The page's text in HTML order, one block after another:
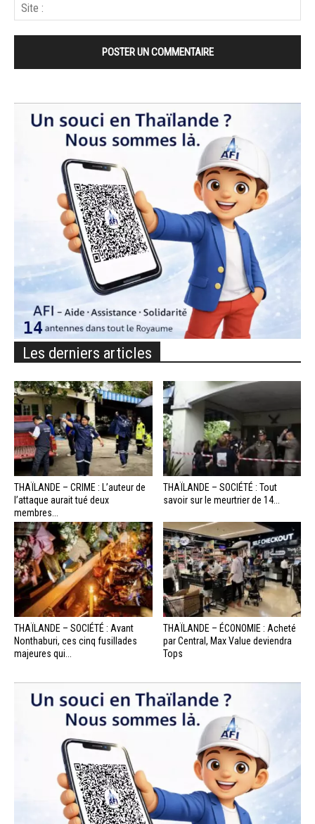
Les derniers articles
THAÏLANDE – CRIME : L’auteur de
l’attaque aurait tué deux
membres...
THAÏLANDE – SOCIÉTÉ : Tout
savoir sur le meurtrier de 14...
THAÏLANDE – SOCIÉTÉ : Avant
Nonthaburi, ces cinq fusillades
majeures qui...
THAÏLANDE – ÉCONOMIE : Acheté
par Central, Max Value deviendra
Tops